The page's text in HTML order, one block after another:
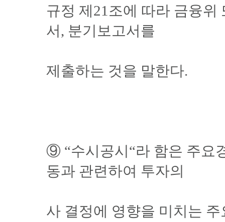
규정 제21조에 따라 금융
서, 분기보고서를
제출하는 것을 말한다.
⑨ “수시공시“라 함은 주요
동과 관련하여 투자의
사 결정에 영향을 미치는